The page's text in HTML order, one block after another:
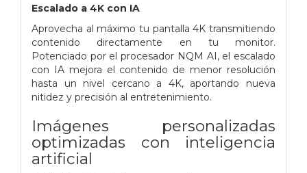
Escalado a 4K con IA
Aprovecha al máximo tu pantalla 4K transmitiendo
contenido directamente en tu monitor.
Potenciado por el procesador NQM AI, el escalado
con IA mejora el contenido de menor resolución
hasta un nivel cercano a 4K, aportando nueva
nitidez y precisión al entretenimiento.
Imágenes personalizadas
optimizadas con inteligencia
artificial